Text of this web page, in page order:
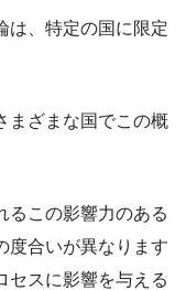
は、特定の国に限定
まざまな国でこの概
るこの影響力のある
度合いが異なります
セスに影響を与える